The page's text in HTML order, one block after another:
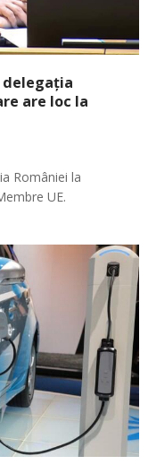
delegația
are loc la
României la
UE.